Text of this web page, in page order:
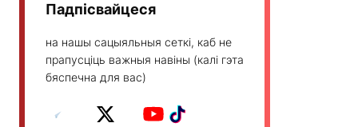
Падпісвайцеся
на нашы сацыяльныя сеткі, каб не
прапусціць важныя навіны (калі гэта
бяспечна для вас)